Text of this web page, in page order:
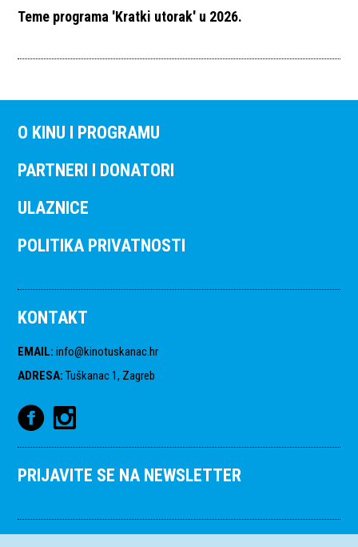
Teme programa 'Kratki utorak' u 2026.
O KINU I PROGRAMU
PARTNERI I DONATORI
ULAZNICE
POLITIKA PRIVATNOSTI
KONTAKT
EMAIL: info@kinotuskanac.hr
ADRESA: Tuškanac 1, Zagreb
PRIJAVITE SE NA NEWSLETTER